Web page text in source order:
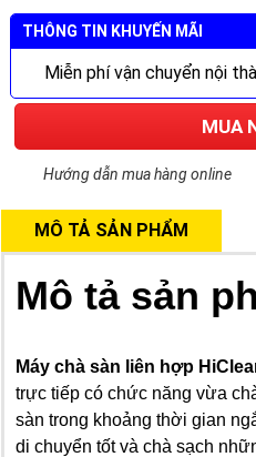
THÔNG TIN KHUYẾN MÃI
Miễn phí vận chuyển nội
MUA
Hướng dẫn mua hàng online
MÔ TẢ SẢN PHẨM
Mô tả sản
Máy chà sàn liên hợp
trực tiếp có chức năng vừa
sàn trong khoảng thời gian
di chuyển tốt và chà sạch